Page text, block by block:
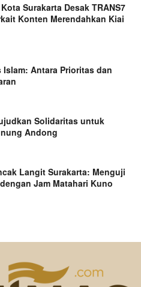
Surakarta Desak TRANS7
Konten Merendahkan Kiai
Islam: Antara Prioritas dan
Solidaritas untuk
Andong
Langit Surakarta: Menguji
Jam Matahari Kuno